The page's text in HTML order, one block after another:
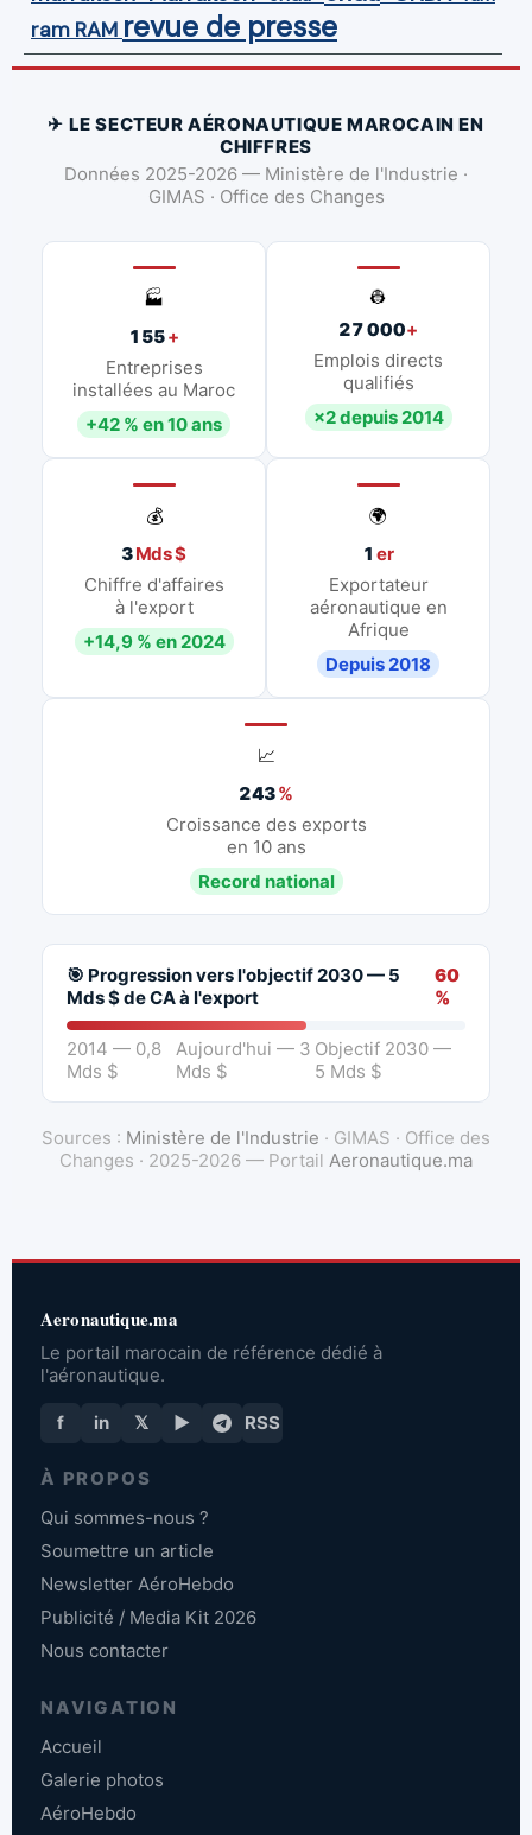
ram RAM revue de presse
✈ LE SECTEUR AÉRONAUTIQUE MAROCAIN EN
CHIFFRES
Données 2025-2026 — Ministère de l'Industrie ·
GIMAS · Office des Changes
🏭
155+
Entreprises
installées au Maroc
+42 % en 10 ans
👷
27 000+
Emplois directs
qualifiés
×2 depuis 2014
💰
3Mds $
Chiffre d'affaires
à l'export
+14,9 % en 2024
🌍
1 er
Exportateur
aéronautique en
Afrique
Depuis 2018
📈
243%
Croissance des exports
en 10 ans
Record national
🎯 Progression vers l'objectif 2030 — 5
Mds $ de CA à l'export
60
%
2014 — 0,8
Mds $
Aujourd'hui — 3
Mds $
Objectif 2030 —
5 Mds $
Sources : Ministère de l'Industrie · GIMAS · Office des
Changes · 2025-2026 — Portail Aeronautique.ma
Aeronautique.ma
Le portail marocain de référence dédié à
l'aéronautique.
f in 𝕏 ▶ RSS
À PROPOS
Qui sommes-nous ?
Soumettre un article
Newsletter AéroHebdo
Publicité / Media Kit 2026
Nous contacter
NAVIGATION
Accueil
Galerie photos
AéroHebdo